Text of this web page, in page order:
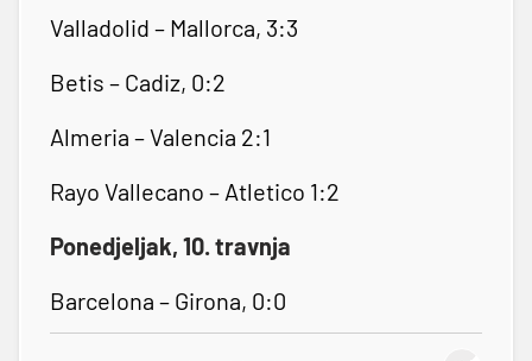
Valladolid – Mallorca, 3:3
Betis – Cadiz, 0:2
Almeria – Valencia 2:1
Rayo Vallecano – Atletico 1:2
Ponedjeljak, 10. travnja
Barcelona – Girona, 0:0